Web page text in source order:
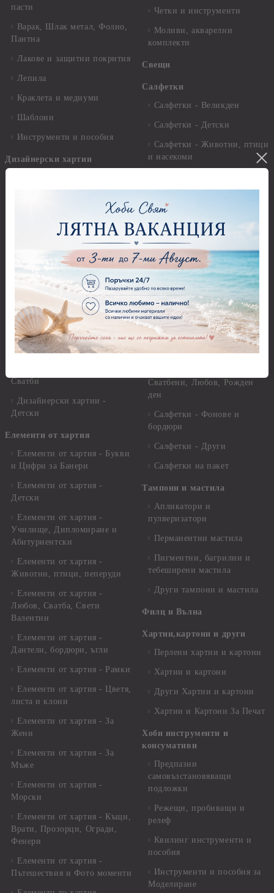
пасти
Варак, Шлак метал, Фолио,
Пантна
Лакове и защитни покрития
Лепила
Краклета и медиуми
Шаблони
Инструменти и пособия
Дизайнерски хартии
Дизайнерски хартии - 20.30
Дизайнерски хартии - 30.50
Дизайнерски хартии - 21,00
х 29,70 см
Дизайнерски хартии - 15.20
x 30.50 см.
Дизайнерски хартии -
други
Сватби
Дизайнерски хартии -
Детски
Елементи от хартия
Елементи от хартия - Букви
и Цифри за Банери
Елементи от хартия -
Детски
Елементи от хартия -
Училище, Дипломиране и
Абитуриентски
Елементи от хартия -
Животни, птици, пеперуди
Елементи от хартия -
Любов, Сватба, Свети
Валентин
Елементи от хартия -
Дантели, бордюри, ъгли
Елементи от хартия - Рамки
Елементи от хартия - Цветя,
листа и клони
Елементи от хартия - За
Жени
Елементи от хартия - За
Мъже
Елементи от хартия -
Морски
Елементи от хартия - Къщи,
Врати, Прозорци, Огради,
Фенери
Елементи от хартия -
Пътешествия и Фото моменти
Четки и инструменти
Моливи, акварелни
комплекти
Свещи
Салфетки
Салфетки - Великден
Салфетки - Детски
Салфетки - Животни, птици
и насекоми
Зимни
Салфетки - Морски
Салфетки - Музика
Салфетки - Пеперуди
Салфетки - Рози
Салфетки - Пътешествия и
Салфетки - Кухненски
мотиви, плодове и зеленчуци
Сватбени, Любов, Рожден
ден
Салфетки - Фонове и
бордюри
Салфетки - Други
Салфетки на пакет
Тампони и мастила
Апликатори и
пулверизатори
Перманентни мастила
Пигментни, багрилни и
тебеширени мастила
Други тампони и мастила
Филц и Вълна
Хартии,картони и други
Перлени хартии и картони
Хартии и картони
Други Хартии и картони
Хартии и Картони За Печат
Хоби инструменти и
консумативи
Предпазни
самовъзстановяващи
подложки
Режещи, пробиващи и
релеф
Квилинг инструменти и
пособия
Инструменти и пособия за
Моделиране